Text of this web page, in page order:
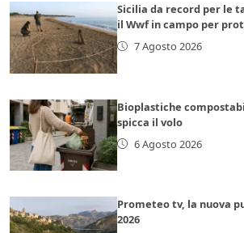
Sicilia da record per le
il Wwf in campo per
7 Agosto 2026
Bioplastiche
spicca il volo
6 Agosto 2026
Prometeo tv, la nuova
2026